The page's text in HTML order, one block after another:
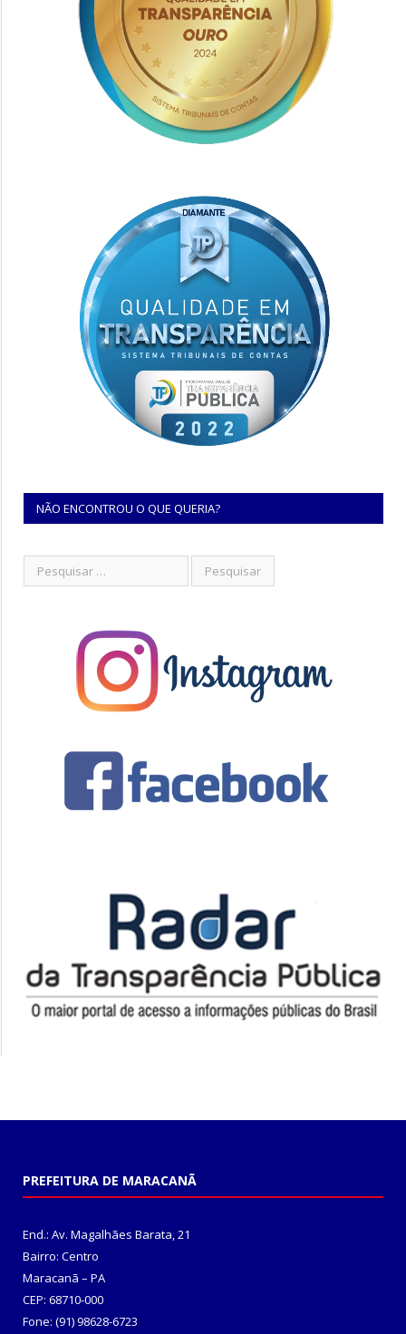
NÃO ENCONTROU O QUE QUERIA?
PREFEITURA DE MARACANÃ
End.: Av. Magalhães Barata, 21
Bairro: Centro
Maracanã – PA
CEP: 68710-000
Fone: (91) 98628-6723